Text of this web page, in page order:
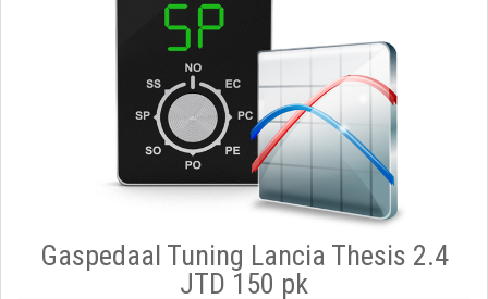
Gaspedaal Tuning Lancia Thesis 2.4
JTD 150 pk